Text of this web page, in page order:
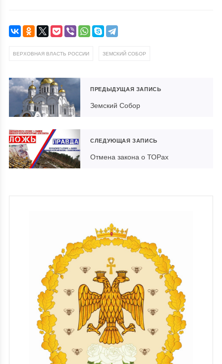
ВЕРХОВНАЯ ВЛАСТЬ РОССИИ ЗЕМСКИЙ СОБОР
ПРЕДЫДУЩАЯ ЗАПИСЬ
Земский Собор
СЛЕДУЮЩАЯ ЗАПИСЬ
Отмена закона о ТОРах